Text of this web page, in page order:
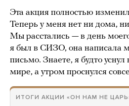
Эта акция полностью
Теперь у меня нет ни дома,
Мы расстались — в день
я был в СИЗО, она написала
письмо. Знаете, я будто
мире, а утром проснулся
ИТОГИ АКЦИИ «ОН НАМ НЕ